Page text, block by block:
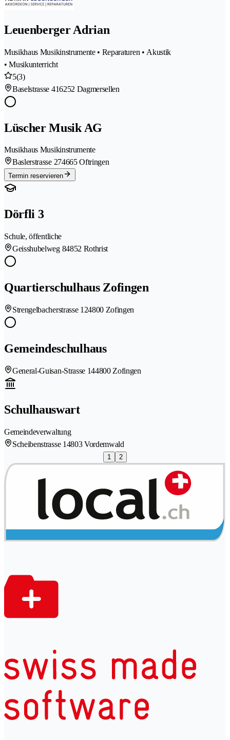
Leuenberger Adrian
Musikhaus Musikinstrumente • Reparaturen • Akustik
• Musikunterricht
5(3)
Baselstrasse 416252 Dagmersellen
Lüscher Musik AG
Musikhaus Musikinstrumente
Baslerstrasse 274665 Oftringen
Termin reservieren
Dörfli 3
Schule, öffentliche
Geisshubelweg 84852 Rothrist
Quartierschulhaus Zofingen
Strengelbacherstrasse 124800 Zofingen
Gemeindeschulhaus
General-Guisan-Strasse 144800 Zofingen
Schulhauswart
Gemeindeverwaltung
Scheibenstrasse 14803 Vordemwald
1 2